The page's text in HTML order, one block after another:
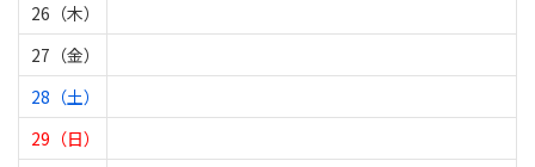
26（木）
27（金）
28（土）
29（日）